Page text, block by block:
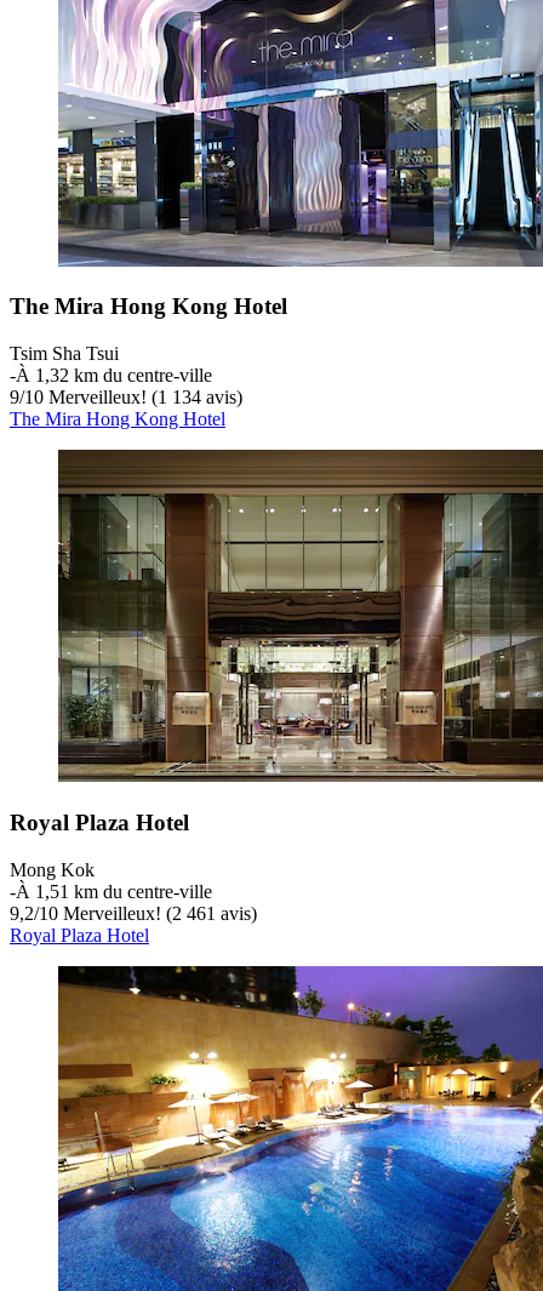
The Mira Hong Kong Hotel
Tsim Sha Tsui
‐À 1,32 km du centre-ville
9/10 Merveilleux! (1 134 avis)
The Mira Hong Kong Hotel
Royal Plaza Hotel
Mong Kok
‐À 1,51 km du centre-ville
9,2/10 Merveilleux! (2 461 avis)
Royal Plaza Hotel